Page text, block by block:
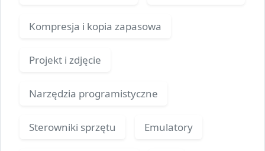
Kompresja i kopia zapasowa
Projekt i zdjęcie
Narzędzia programistyczne
Sterowniki sprzętu Emulatory